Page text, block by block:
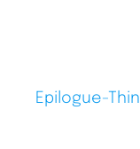
Epilogue-Thin